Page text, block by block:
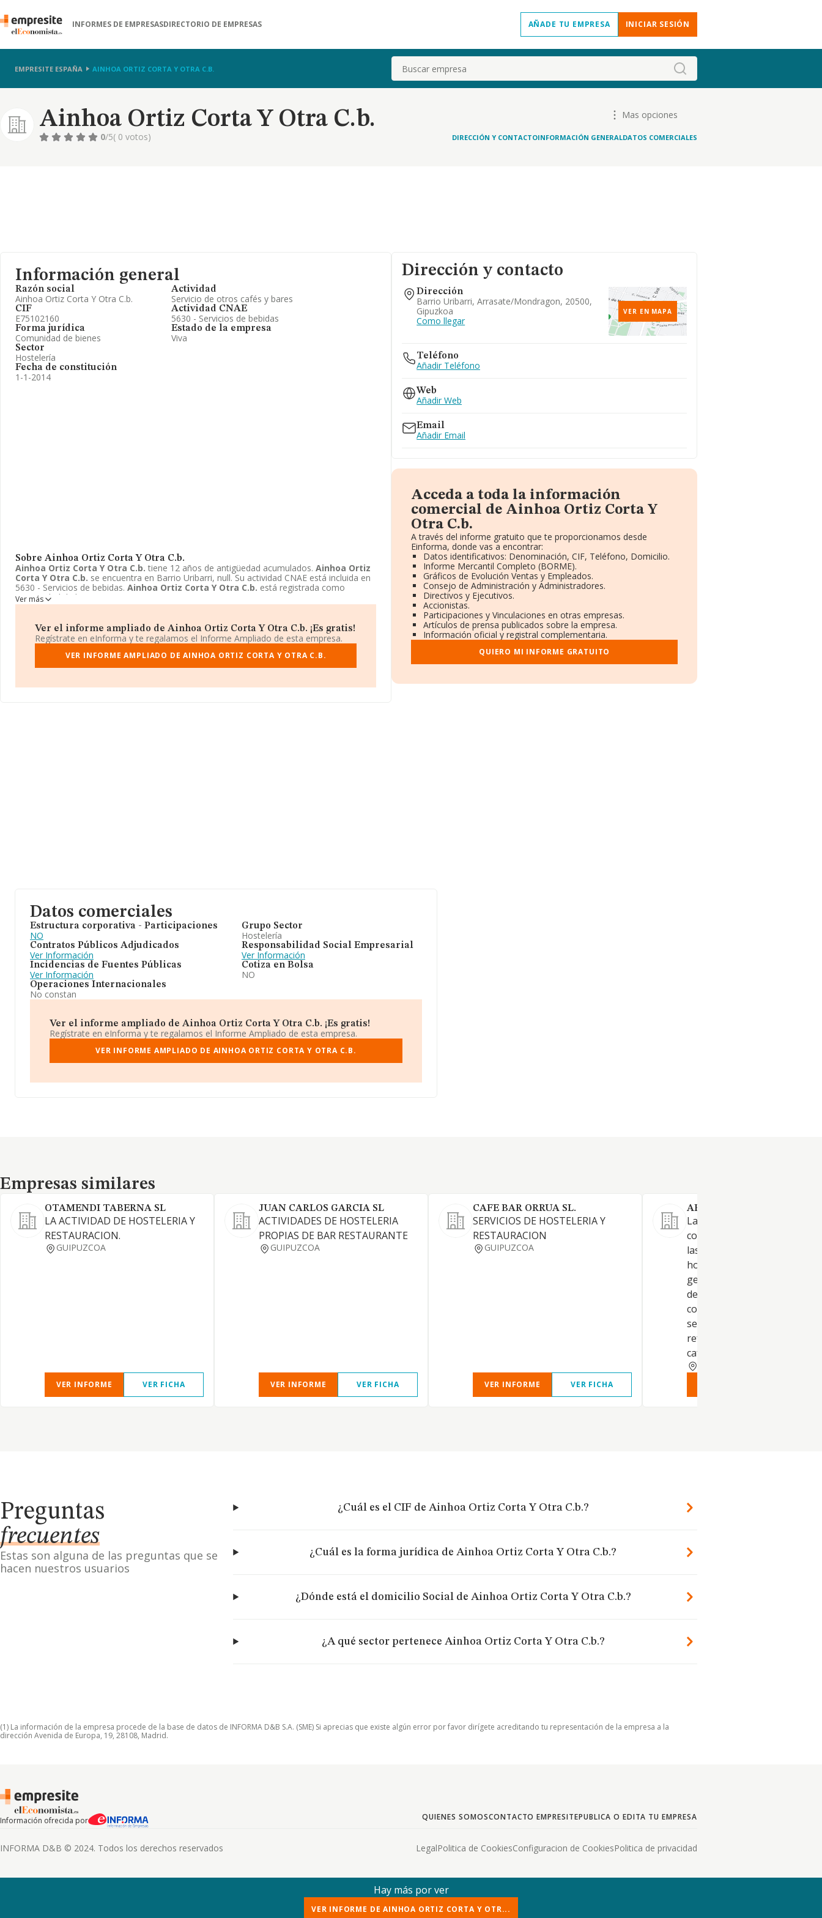
INFORMES DE EMPRESASDIRECTORIO DE EMPRESAS AÑADE TU EMPRESA INICIAR SESIÓN
EMPRESITE ESPAÑA AINHOA ORTIZ CORTA Y OTRA C.B. Buscar
Ainhoa Ortiz Corta Y Otra C.b.
Mas opciones
0/5( 0 votos) DIRECCIÓN Y CONTACTOINFORMACIÓN GENERALDATOS COMERCIALES
Información general
Razón social
Ainhoa Ortiz Corta Y Otra C.b.
CIF
E75102160
Forma jurídica
Comunidad de bienes
Sector
Hostelería
Fecha de constitución
1-1-2014
Actividad
Servicio de otros cafés y bares
Actividad CNAE
5630 - Servicios de bebidas
Estado de la empresa
Viva
Sobre Ainhoa Ortiz Corta Y Otra C.b.
Ainhoa Ortiz Corta Y Otra C.b. tiene 12 años de antigüedad acumulados. Ainhoa Ortiz
Corta Y Otra C.b. se encuentra en Barrio Uribarri, null. Su actividad CNAE está incluida en
5630 - Servicios de bebidas. Ainhoa Ortiz Corta Y Otra C.b. está registrada como
Comunidad de bienes.
Ver más
Ver el informe ampliado de Ainhoa Ortiz Corta Y Otra C.b. ¡Es gratis!
Regístrate en eInforma y te regalamos el Informe Ampliado de esta empresa.
VER INFORME AMPLIADO DE AINHOA ORTIZ CORTA Y OTRA C.B.
Dirección y contacto
Dirección
Barrio Uribarri, Arrasate/mondragon, 20500,
Gipuzkoa
Como llegar
VER EN MAPA
Teléfono
Añadir Teléfono
Web
Añadir Web
Email
Añadir Email
Acceda a toda la información
comercial de Ainhoa Ortiz Corta Y
Otra C.b.
A través del informe gratuito que te proporcionamos desde
Einforma, donde vas a encontrar:
Datos identificativos: Denominación, CIF, Teléfono, Domicilio.
Informe Mercantil Completo (BORME).
Gráficos de Evolución Ventas y Empleados.
Consejo de Administración y Administradores.
Directivos y Ejecutivos.
Accionistas.
Participaciones y Vinculaciones en otras empresas.
Artículos de prensa publicados sobre la empresa.
Información oficial y registral complementaria.
QUIERO MI INFORME GRATUITO
Datos comerciales
Estructura corporativa - Participaciones
NO
Contratos Públicos Adjudicados
Ver Información
Incidencias de Fuentes Públicas
Ver Información
Operaciones Internacionales
No constan
Grupo Sector
Hostelería
Responsabilidad Social Empresarial
Ver Información
Cotiza en Bolsa
NO
Ver el informe ampliado de Ainhoa Ortiz Corta Y Otra C.b. ¡Es gratis!
Regístrate en eInforma y te regalamos el Informe Ampliado de esta empresa.
VER INFORME AMPLIADO DE AINHOA ORTIZ CORTA Y OTRA C.B.
Empresas similares
Empresas similares
OTAMENDI TABERNA SL
LA ACTIVIDAD DE HOSTELERIA Y
RESTAURACION.
GUIPUZCOA
VER INFORME VER FICHA
JUAN CARLOS GARCIA SL
ACTIVIDADES DE HOSTELERIA
PROPIAS DE BAR RESTAURANTE
GUIPUZCOA
VER INFORME VER FICHA
CAFE BAR ORRUA SL.
SERVICIOS DE HOSTELERIA Y
RESTAURACION
GUIPUZCOA
VER INFORME VER FICHA
ARIMA TALDEA SL.
La explotación, gestión,
comercialización y desarrollo
las actividades propias de la
hostelería y la restauración
general, mediante la
de comidas, platos
comida rápida, pizzería y
servicio de bebidas
refresco, helados y similares
cafetería. Etc
Preguntas
frecuentes
Estas son alguna de las preguntas que se
hacen nuestros usuarios
¿Cuál es el CIF de Ainhoa Ortiz Corta Y Otra C.b.?
¿Cuál es la forma jurídica de Ainhoa Ortiz Corta Y Otra C.b.?
¿Dónde está el domicilio Social de Ainhoa Ortiz Corta Y Otra C.b.?
¿A qué sector pertenece Ainhoa Ortiz Corta Y Otra C.b.?
(1) La información de la empresa procede de la base de datos de INFORMA D&B S.A. (SME) Si aprecias que existe algún error por favor dirígete acreditando tu representación de la empresa a la
dirección Avenida de Europa, 19, 28108, Madrid.
Información ofrecida por QUIENES SOMOSCONTACTO EMPRESITEPUBLICA O EDITA TU EMPRESA
INFORMA D&B © 2024. Todos los derechos reservados LegalPolitica de CookiesConfiguracion de CookiesPolitica de privacidad
Hay más por ver
VER INFORME DE AINHOA ORTIZ CORTA Y OTR...